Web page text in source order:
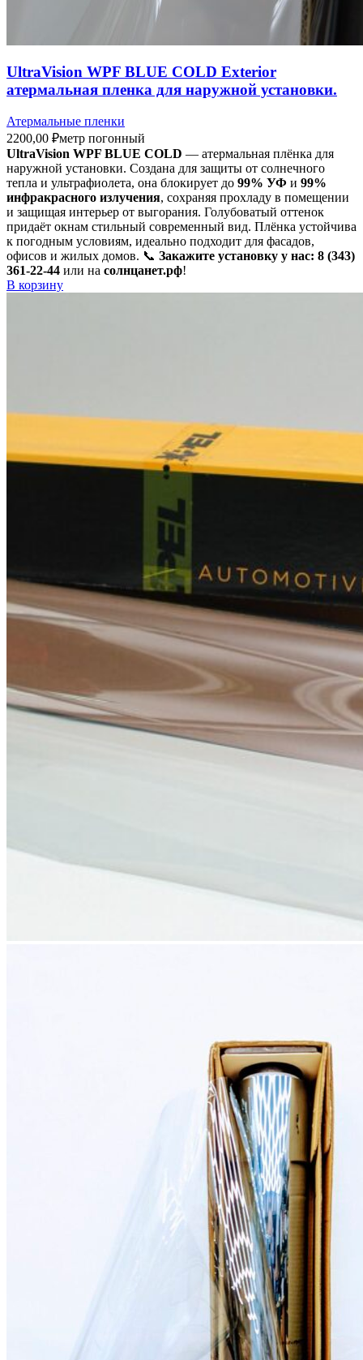
UltraVision WPF BLUE COLD Exterior
атермальная пленка для наружной установки.
Атермальные пленки
2200,00 ₽метр погонный
UltraVision WPF BLUE COLD — атермальная плёнка для
наружной установки. Создана для защиты от солнечного
тепла и ультрафиолета, она блокирует до 99% УФ и 99%
инфракрасного излучения, сохраняя прохладу в помещении
и защищая интерьер от выгорания. Голубоватый оттенок
придаёт окнам стильный современный вид. Плёнка устойчива
к погодным условиям, идеально подходит для фасадов,
офисов и жилых домов. 📞 Закажите установку у нас: 8 (343)
361-22-44 или на солнцанет.рф!
В корзину